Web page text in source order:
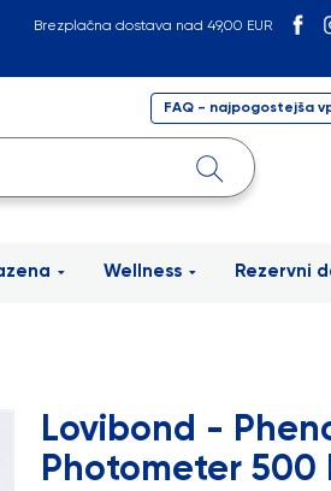
Brezplačna dostava nad 49,00 EUR
FAQ - najpogostejša
Wellness Rezervni
Lovibond -
Photometer 500